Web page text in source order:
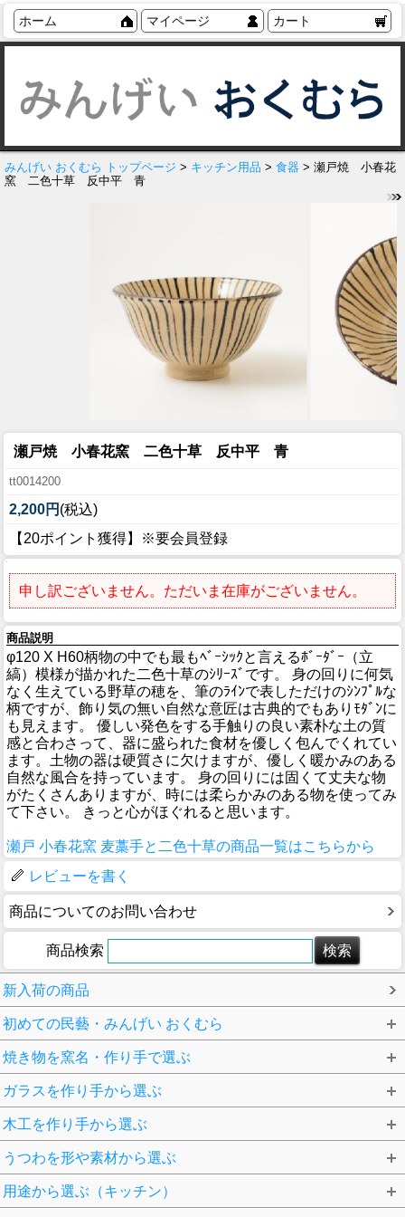
ホーム マイページ カート
みんげい おくむら トップページ > キッチン用品 > 食器 > 瀬戸焼 小春花
窯 二色十草 反中平 青
瀬戸焼 小春花窯 二色十草 反中平 青
tt0014200
2,200円 (税込)
【20ポイント獲得】※要会員登録
申し訳ございません。ただいま在庫がございません。
商品説明
φ120 X H60柄物の中でも最もﾍﾞｰｼｯｸと言えるﾎﾞｰﾀﾞｰ（立
縞）模様が描かれた二色十草のｼﾘｰｽﾞです。 身の回りに何気
なく生えている野草の穂を、筆のﾗｲﾝで表しただけのｼﾝﾌﾟﾙな
柄ですが、飾り気の無い自然な意匠は古典的でもありﾓﾀﾞﾝに
も見えます。 優しい発色をする手触りの良い素朴な土の質
感と合わさって、器に盛られた食材を優しく包んでくれてい
ます。土物の器は硬質さに欠けますが、優しく暖かみのある
自然な風合を持っています。 身の回りには固くて丈夫な物
がたくさんありますが、時には柔らかみのある物を使ってみ
て下さい。 きっと心がほぐれると思います。
瀬戸 小春花窯 麦藁手と二色十草の商品一覧はこちらから
レビューを書く
商品についてのお問い合わせ
商品検索
新入荷の商品
初めての民藝・みんげい おくむら
焼き物を窯名・作り手で選ぶ
ガラスを作り手から選ぶ
木工を作り手から選ぶ
うつわを形や素材から選ぶ
用途から選ぶ（キッチン）